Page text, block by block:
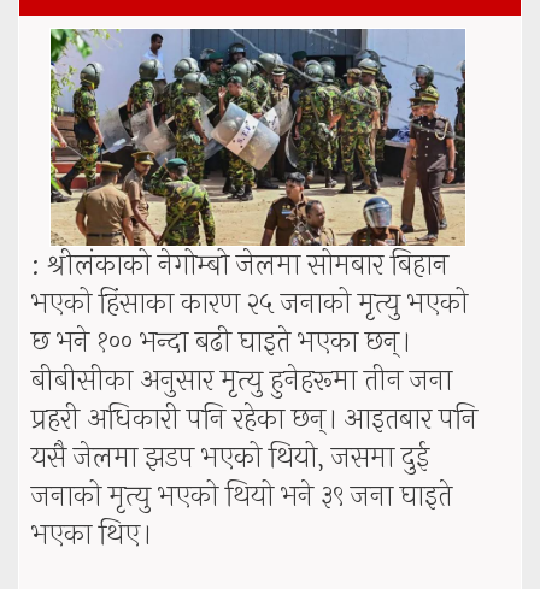
: श्रीलंकाको नेगोम्बो जेलमा सोमबार बिहान
भएको हिंसाका कारण २५ जनाको मृत्यु भएको
छ भने १०० भन्दा बढी घाइते भएका छन्।
बीबीसीका अनुसार मृत्यु हुनेहरूमा तीन जना
प्रहरी अधिकारी पनि रहेका छन्। आइतबार पनि
यसै जेलमा झडप भएको थियो, जसमा दुई
जनाको मृत्यु भएको थियो भने ३९ जना घाइते
भएका थिए।